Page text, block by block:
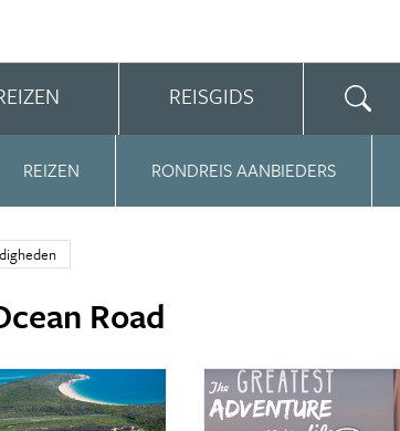
REISGIDS
REIZEN RONDREIS AANBIEDERS
Road